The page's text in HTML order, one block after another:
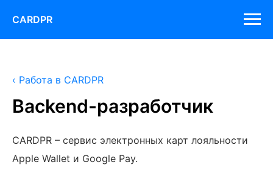
CARDPR
‹ Работа в CARDPR
Backend-разработчик
CARDPR – сервис электронных карт лояльности
Apple Wallet и Google Pay.